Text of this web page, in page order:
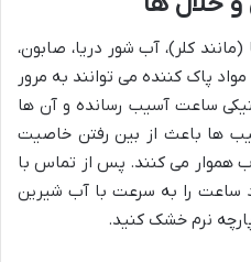
کلر)، آب شور دریا، صابون،
پاک کننده می توانند به مرور
ساعت آسیب رسانده و آن ها
ها باعث از بین رفتن خاصیت
هموار می کنند. پس از تماس با
ساعت را به سرعت با آب شیرین
نرم خشک کنید.